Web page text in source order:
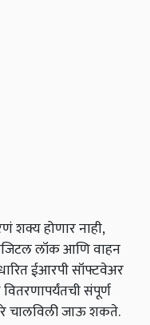
शक्य होणार नाही,
लॉक आणि वाहन
ईआरपी सॉफ्टवेअर
संपूर्ण
चालविली जाऊ शकते.